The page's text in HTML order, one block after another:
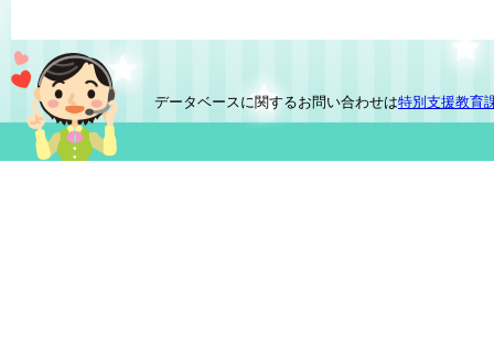
データベースに関するお問い合わせは特別支援教育